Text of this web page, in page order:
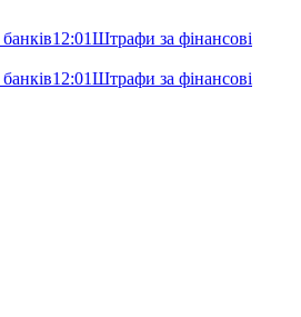
12:01Штрафи за фінансові
12:01Штрафи за фінансові